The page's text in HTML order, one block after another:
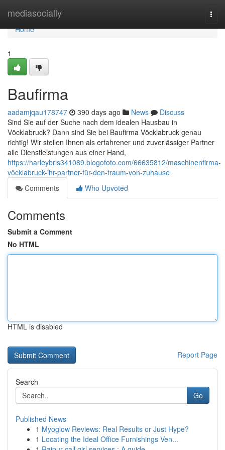
mediasocially
Home
Home
1
Baufirma
aadamjqau178747 390 days ago News
Discuss
Sind Sie auf der Suche nach dem idealen Hausbau in
Vöcklabruck? Dann sind Sie bei Baufirma Vöcklabruck genau
richtig! Wir stellen Ihnen als erfahrener und zuverlässiger Partner
alle Dienstleistungen aus einer Hand,
https://harleybrls341089.blogofoto.com/66635812/maschinenfirma-
vöcklabruck-ihr-partner-für-den-traum-von-zuhause
Comments
Who Upvoted
Comments
Submit a Comment
No HTML
HTML is disabled
Report Page
Search
Go
Published News
1 Myoglow Reviews: Real Results or Just Hype?
1 Locating the Ideal Office Furnishings Ven...